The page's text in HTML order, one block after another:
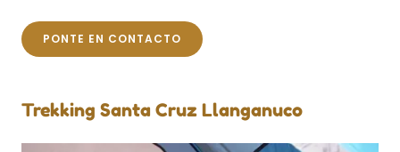
PONTE EN CONTACTO
Trekking Santa Cruz Llanganuco